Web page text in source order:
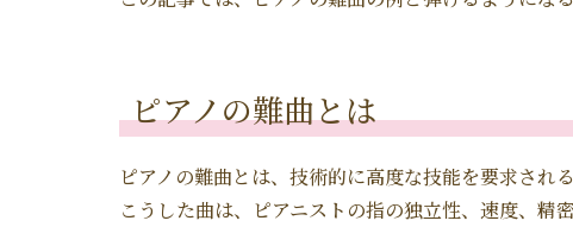
ピアノの難曲とは
ピアノの難曲とは、技術的に高度な技能を要求される
こうした曲は、ピアニストの指の独立性、速度、精